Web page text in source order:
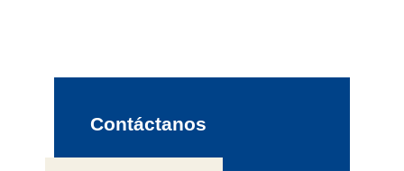
Contáctanos